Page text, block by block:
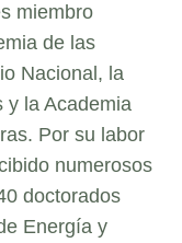
miembro
de las
Nacional, la
y la Academia
Por su labor
numerosos
doctorados
Energía y